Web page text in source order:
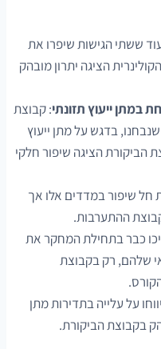
ששתי הגישות שיפרו את
הציגה יתרון מובהק
במתן ייעוץ תזונתי: קבוצת
בדגש על מתן ייעוץ
הביקורת הציגה שיפור חלקי
חל שיפור במדדים אלו אך
ההתערבות.
כבר בתחילת המחקר את
שלהם, רק בקבוצת
על עלייה בתדירות מתן
בקבוצת הביקורת.